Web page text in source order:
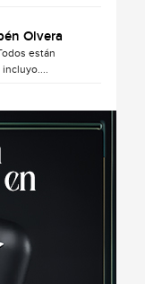
Olvera
están
incluyo....